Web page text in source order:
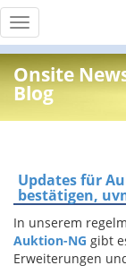
Toggle
navigation
Onsite
Blog
Updates für
bestätigen,
In unserem
Auktion-NG gibt
Erweiterungen